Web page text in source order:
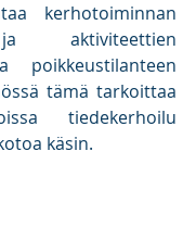
kerhotoiminnan
aktiviteettien
poikkeustilanteen
tämä tarkoittaa
tiedekerhoilu
käsin.